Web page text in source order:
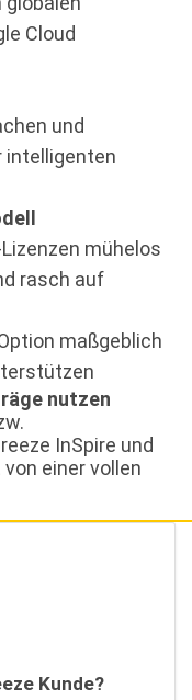
Cloud
und
intelligenten
mühelos
rasch auf
maßgeblich
nutzen
InSpire und
einer vollen
Kunde?